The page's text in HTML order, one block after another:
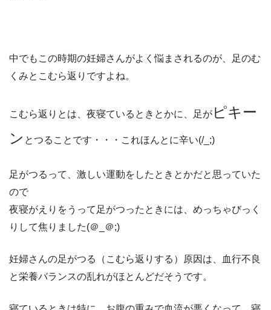
中でもこの時期の妊婦さんがよく悩まされるのが、足のむ
くみとこむら返りですよね。
こむら返りとは、夜寝ているときとかに、足が ピキー
ン とつることです・・・これほんとに辛い(/_;)
足がつるって、激しい運動をしたときとかだと思っていた
ので
夜寝がえりをうって足がつったときには、めっちゃびっく
りして焦りました(＠_＠;)
妊婦さんの足がつる（こむら返りする）原因は、血行不良
と栄養バランスの乱れがほとんどだそうです。